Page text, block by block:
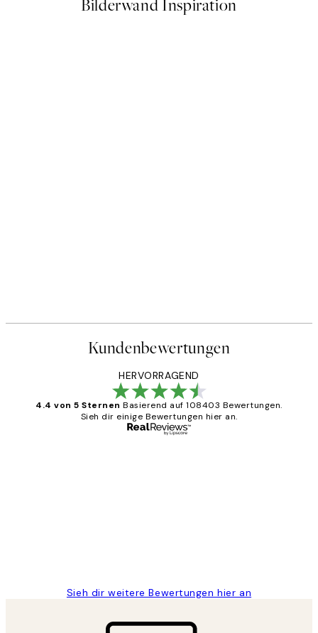
Bilderwand Inspiration
Kundenbewertungen
HERVORRAGEND
4.4 von 5 Sternen Basierend auf 108403 Bewertungen.
Sieh dir einige Bewertungen hier an.
Sieh dir weitere Bewertungen hier an